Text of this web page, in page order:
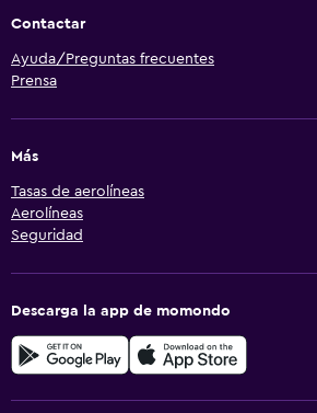
Contactar
Ayuda/Preguntas frecuentes
Prensa
Más
Tasas de aerolíneas
Aerolíneas
Seguridad
Descarga la app de momondo